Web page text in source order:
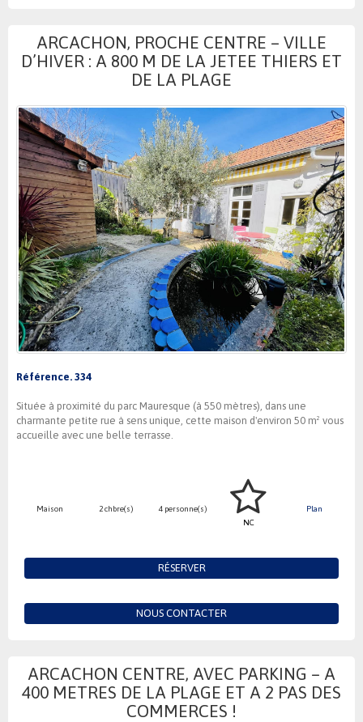
ARCACHON, PROCHE CENTRE – VILLE
D’HIVER : A 800 M DE LA JETEE THIERS ET
DE LA PLAGE
Référence. 334
Située à proximité du parc Mauresque (à 550 mètres), dans une
charmante petite rue à sens unique, cette maison d'environ 50 m² vous
accueille avec une belle terrasse.
Maison 2 chbre(s)
4 personne(s)
NC
Plan
RÉSERVER
NOUS CONTACTER
ARCACHON CENTRE, AVEC PARKING – A
400 METRES DE LA PLAGE ET A 2 PAS DES
COMMERCES !